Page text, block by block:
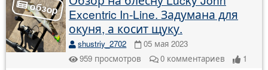
Excentric In-Line. Задумана для
окуня, а косит щуку.
shustriy_2702
05 мая 2023
959 просмотров 0 комментариев
1